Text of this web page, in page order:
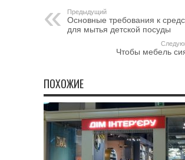
Предыдущий
Основные требования к
для мытья детской посуды
Чтобы мебель
ПОХОЖИЕ